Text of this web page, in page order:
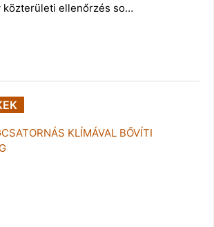
közterületi ellenőrzés so…